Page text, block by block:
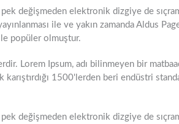
pek değişmeden elektronik dizgiye de
ile ve yakın zamanda Aldus
popüler olmuştur.
Lorem Ipsum, adı bilinmeyen bir
1500'lerden beri endüstri
pek değişmeden elektronik dizgiye de